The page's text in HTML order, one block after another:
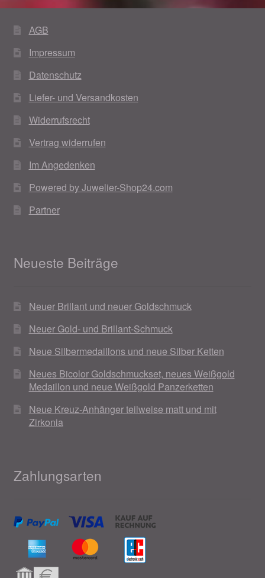
AGB
Impressum
Datenschutz
Liefer- und Versandkosten
Widerrufsrecht
Vertrag widerrufen
Im Angedenken
Powered by Juwelier-Shop24.com
Partner
Neueste Beiträge
Neuer Brillant und neuer Goldschmuck
Neuer Gold- und Brillant-Schmuck
Neue Silbermedaillons und neue Silber Ketten
Neues Bicolor Goldschmuckset, neues Weißgold
Medaillon und neue Weißgold Panzerketten
Neue Kreuz-Anhänger teilweise matt und mit
Zirkonia
Zahlungsarten